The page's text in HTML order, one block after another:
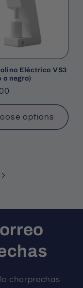
Eléctrico VS3
o negro)
options
chorprechas